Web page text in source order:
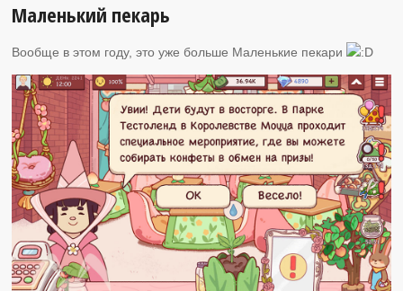
Маленький пекарь
Вообще в этом году, это уже больше Маленькие пекари